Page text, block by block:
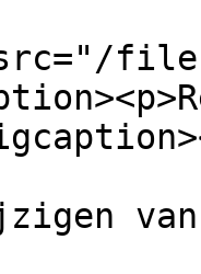
files/